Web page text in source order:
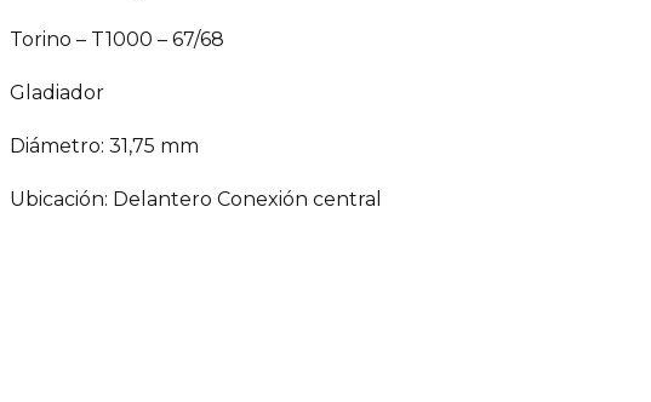
Torino – T1000 – 67/68
Gladiador
Diámetro: 31,75 mm
Ubicación: Delantero Conexión central